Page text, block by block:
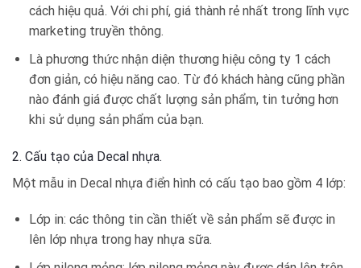
cách hiệu quả. Với chi phí, giá thành rẻ nhất trong lĩnh vực
marketing truyền thông.
Là phương thức nhận diện thương hiệu công ty 1 cách
đơn giản, có hiệu năng cao. Từ đó khách hàng cũng phần
nào đánh giá được chất lượng sản phẩm, tin tưởng hơn
khi sử dụng sản phẩm của bạn.
2. Cấu tạo của Decal nhựa.
Một mẫu in Decal nhựa điển hình có cấu tạo bao gồm 4 lớp:
Lớp in: các thông tin cần thiết về sản phẩm sẽ được in
lên lớp nhựa trong hay nhựa sữa.